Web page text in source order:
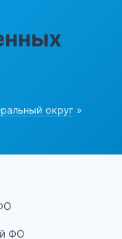
округ »
ФО